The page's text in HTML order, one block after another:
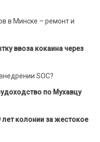
в Минске – ремонт и
ввоза кокаина через
SOC?
по Мухавцу
колонии за жестокое